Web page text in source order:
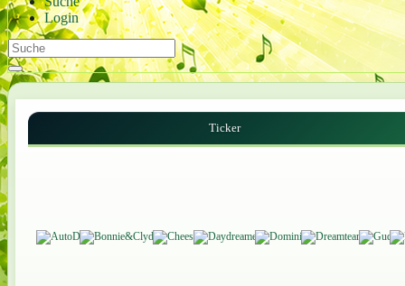
Login
Ticker